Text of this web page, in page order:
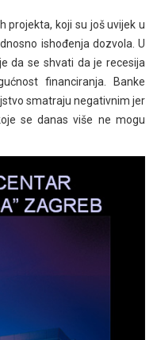
projekta, koji su još uvijek u
ishođenja dozvola. U
da se shvati da je recesija
financiranja. Banke
smatraju negativnim jer
se danas više ne mogu